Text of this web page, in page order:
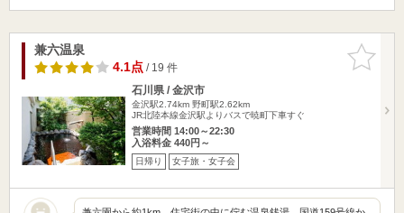
お気に入
りに追加
兼六温泉
4.1点/ 19 件
石川県 / 金沢市
金沢駅2.74km 野町駅2.62km
JR北陸本線金沢駅よりバスで暁町下車すぐ
営業時間 14:00～22:30
入浴料金 440円～
日帰り 女子旅・女子会